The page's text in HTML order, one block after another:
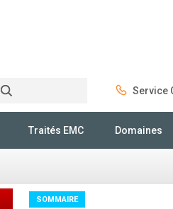
Service
Traités EMC Domaines
SOMMAIRE